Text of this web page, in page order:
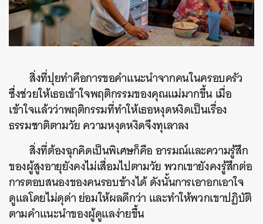
สิ่งที่ปุยทำคือการขอคำแนะนำจากคนในครอบครัว
ซึ่งช่วยให้เธอเข้าใจพฤติกรรมของคุณแม่มากขึ้น เมื่อ
เข้าใจแล้วว่าพฤติกรรมที่ทำให้เธอหงุดหงิดเป็นเรื่อง
ธรรมชาติตามวัย ความหงุดหงิดจึงทุเลาลง
สิ่งที่ต้องฉุกคิดเป็นพิเศษก็คือ อารมณ์และความรู้สึก
ของผู้สูงอายุยังคงไม่เสื่อมไปตามวัย พวกเขายังคงรู้สึกต่อ
การตอบสนองของคนรอบข้างได้ ดังนั้นการเอาอกเอาใจ
ดูแลโดยไม่ดุด่า ย่อมให้ผลดีกว่า และทำให้พวกเขาปฏิบัติ
ตามคำแนะนำของผู้ดูแลง่ายขึ้น
ค้นหา
SHARE TWEET LINE EMAIL